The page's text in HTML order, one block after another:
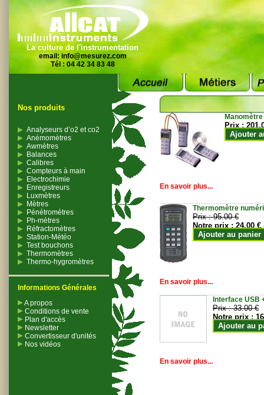
La culture de l'instrumentation
email: info@mesurez.com
Tél : 04 42 34 83 48
Nos produits
Analyseurs d’o2 et co2
Anémomètres
Awmètres
Balances
Calibres
Compteurs à main
Electrochimie
Enregistreurs
Luxmètres
Mètres
Pénétromètres
Ph-mètres
Réfractomètres
Station-Météo
Test bouchons
Thermomètres
Thermo-hygromètres
Informations Générales
A propos
Conditions de vente
Plan d'accès
Newsletter
Convertisseur d'unités
Nos vidéos
Prix :
Ajouter
En savoir plus...
Thermomètre
Prix :95.00 €
Notre prix :24.00 €
Ajouter au panier
En savoir plus...
Interface USB
Prix :33.00 €
Notre prix :
Ajouter au
En savoir plus...